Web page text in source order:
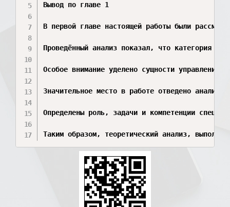
Вывод по главе 1
В первой главе настоящей работы были
Проведённый анализ показал, что категория
Особое внимание уделено сущности управления
Значительное место в работе отведено
Определены роль, задачи и компетенции
Таким образом, теоретический анализ,